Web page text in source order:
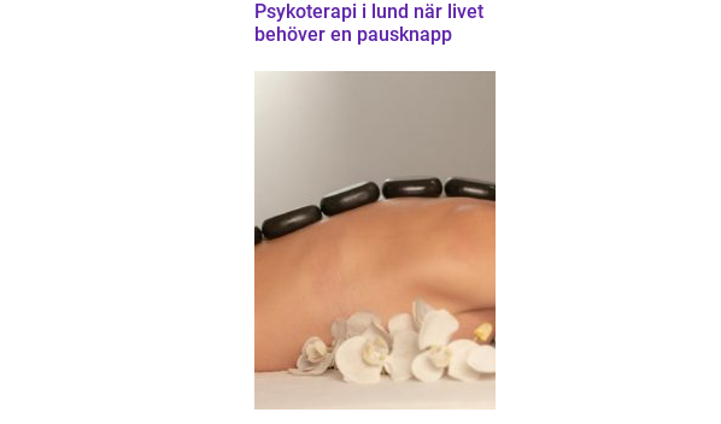
Psykoterapi i lund när livet
behöver en pausknapp